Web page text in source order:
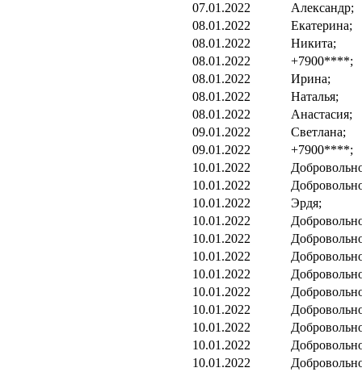
07.01.2022
Александр;
08.01.2022
Екатерина;
08.01.2022
Никита;
08.01.2022
+7900****;
08.01.2022
Ирина;
08.01.2022
Наталья;
08.01.2022
Анастасия;
09.01.2022
Светлана;
09.01.2022
+7900****;
10.01.2022
10.01.2022
10.01.2022
Эрдя;
10.01.2022
10.01.2022
10.01.2022
10.01.2022
10.01.2022
10.01.2022
10.01.2022
10.01.2022
10.01.2022